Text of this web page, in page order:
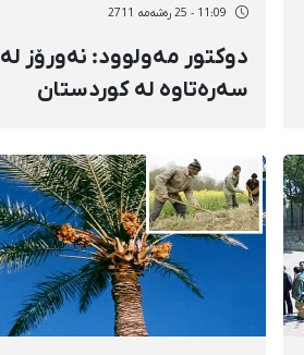
11:09 - 25 رەشەمه 2711
دوکتور مەولوود: نەورۆز لە
سەرەتاوە لە كوردستان
دونیادا بڵاو بۆتەوە